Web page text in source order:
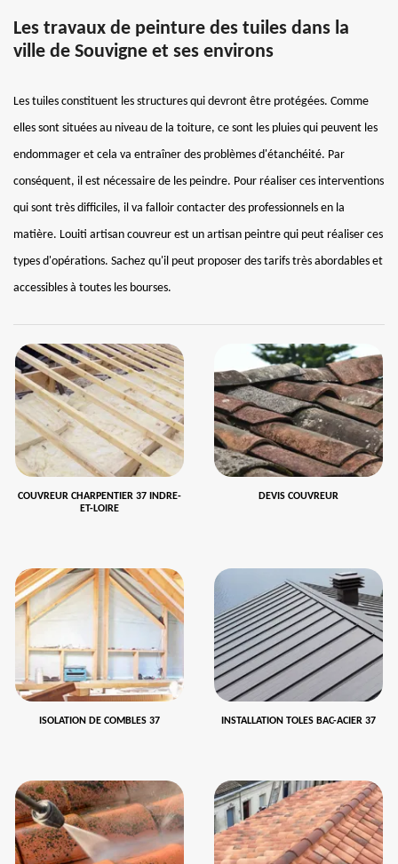
Les travaux de peinture des tuiles dans la
ville de Souvigne et ses environs
Les tuiles constituent les structures qui devront être protégées. Comme
elles sont situées au niveau de la toiture, ce sont les pluies qui peuvent les
endommager et cela va entraîner des problèmes d'étanchéité. Par
conséquent, il est nécessaire de les peindre. Pour réaliser ces interventions
qui sont très difficiles, il va falloir contacter des professionnels en la
matière. Louiti artisan couvreur est un artisan peintre qui peut réaliser ces
types d'opérations. Sachez qu'il peut proposer des tarifs très abordables et
accessibles à toutes les bourses.
COUVREUR CHARPENTIER 37 INDRE-
ET-LOIRE
DEVIS COUVREUR
ISOLATION DE COMBLES 37 INSTALLATION TOLES BAC-ACIER 37